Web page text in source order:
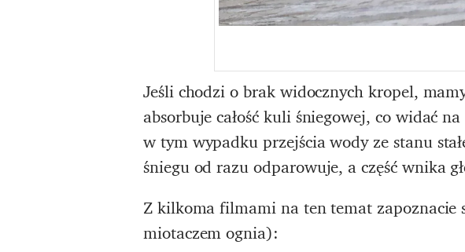
Jeśli chodzi o brak widocznych kropel,
absorbuje całość kuli śniegowej, co widać
w tym wypadku przejścia wody ze stanu
śniegu od razu odparowuje, a część wnika
Z kilkoma filmami na ten temat zapoznacie
miotaczem ognia):